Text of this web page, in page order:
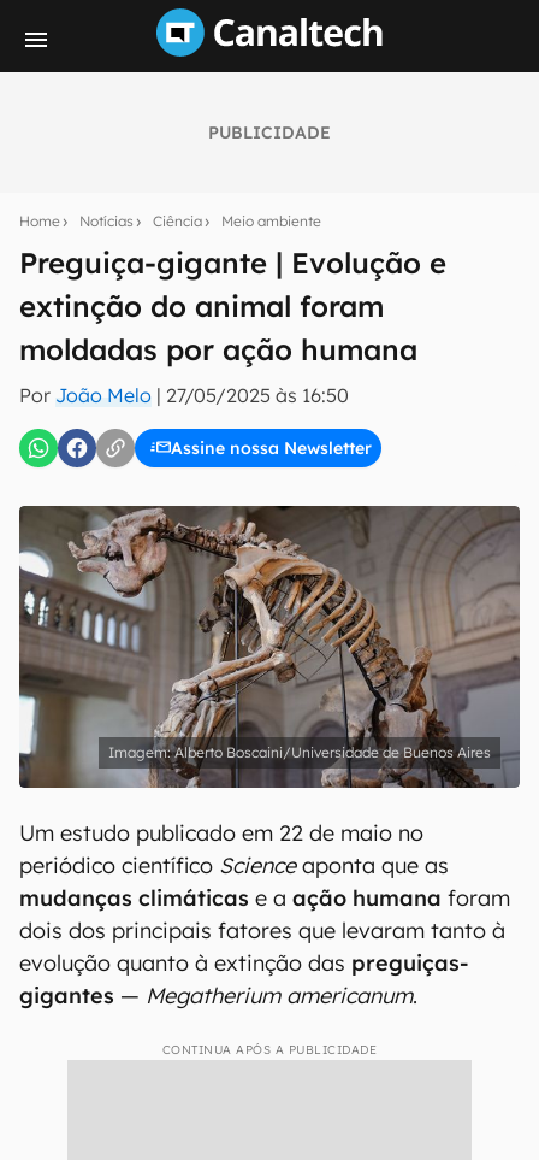
PUBLICIDADE
Home Notícias Ciência Meio ambiente
Preguiça-gigante | Evolução e
extinção do animal foram
moldadas por ação humana
Por João Melo | 27/05/2025 às 16:50
Assine nossa Newsletter
notícias e reviews sobre tecnologia em primeira
E-mail
inscreva-se
Uso e Política de Privacidade do Canaltech.
Alberto Boscaini/Universidade de Buenos Aires
Um estudo publicado em 22 de maio no
periódico científico Scienceaponta que as
mudanças climáticas e a ação humana foram
dois dos principais fatores que levaram tanto à
evolução quanto à extinção das preguiças-
gigantes — Megatherium americanum.
CONTINUA APÓS A PUBLICIDADE